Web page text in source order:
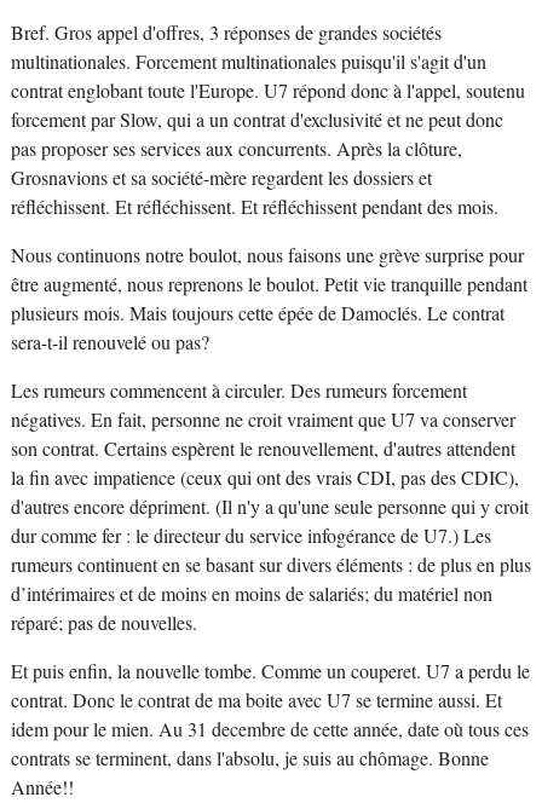
Bref. Gros appel d'offres, 3 réponses de grandes sociétés
multinationales. Forcement multinationales puisqu'il s'agit d'un
contrat englobant toute l'Europe. U7 répond donc à l'appel, soutenu
forcement par Slow, qui a un contrat d'exclusivité et ne peut donc
pas proposer ses services aux concurrents. Après la clôture,
Grosnavions et sa société-mère regardent les dossiers et
réfléchissent. Et réfléchissent. Et réfléchissent pendant des mois.
Nous continuons notre boulot, nous faisons une grève surprise pour
être augmenté, nous reprenons le boulot. Petit vie tranquille pendant
plusieurs mois. Mais toujours cette épée de Damoclés. Le contrat
sera-t-il renouvelé ou pas?
Les rumeurs commencent à circuler. Des rumeurs forcement
négatives. En fait, personne ne croit vraiment que U7 va conserver
son contrat. Certains espèrent le renouvellement, d'autres attendent
la fin avec impatience (ceux qui ont des vrais CDI, pas des CDIC),
d'autres encore dépriment. (Il n'y a qu'une seule personne qui y croit
dur comme fer : le directeur du service infogérance de U7.) Les
rumeurs continuent en se basant sur divers éléments : de plus en plus
d’intérimaires et de moins en moins de salariés; du matériel non
réparé; pas de nouvelles.
Et puis enfin, la nouvelle tombe. Comme un couperet. U7 a perdu le
contrat. Donc le contrat de ma boite avec U7 se termine aussi. Et
idem pour le mien. Au 31 decembre de cette année, date où tous ces
contrats se terminent, dans l'absolu, je suis au chômage. Bonne
Année!!